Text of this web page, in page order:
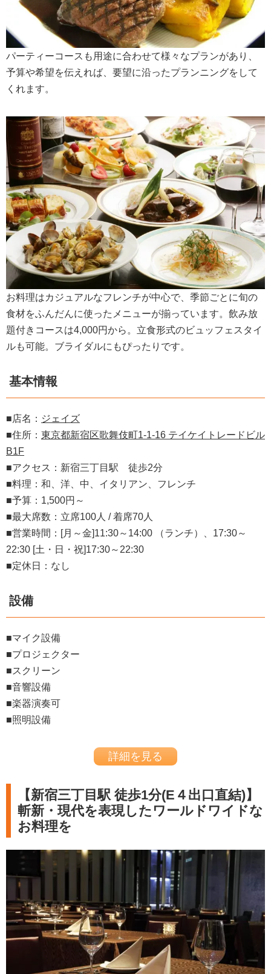
パーティーコースも用途に合わせて様々なプランがあり、
予算や希望を伝えれば、要望に沿ったプランニングをして
くれます。
お料理はカジュアルなフレンチが中心で、季節ごとに旬の
食材をふんだんに使ったメニューが揃っています。飲み放
題付きコースは4,000円から。立食形式のビュッフェスタイ
ルも可能。ブライダルにもぴったりです。
基本情報
■店名： ジェイズ
■住所： 東京都新宿区歌舞伎町1-1-16 テイケイトレードビル
B1F
■アクセス：新宿三丁目駅 徒歩2分
■料理：和、洋、中、イタリアン、フレンチ
■予算：1,500円～
■最大席数：立席100人 / 着席70人
■営業時間：[月～金]11:30～14:00 （ランチ）、17:30～
22:30 [土・日・祝]17:30～22:30
■定休日：なし
設備
■マイク設備
■プロジェクター
■スクリーン
■音響設備
■楽器演奏可
■照明設備
詳細を見る
【新宿三丁目駅 徒歩1分(E４出口直結)】
斬新・現代を表現したワールドワイドな
お料理を